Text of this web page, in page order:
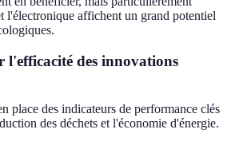
l'électronique affichent un grand potentiel
l'efficacité des innovations
place des indicateurs de performance clés
des déchets et l'économie d'énergie.